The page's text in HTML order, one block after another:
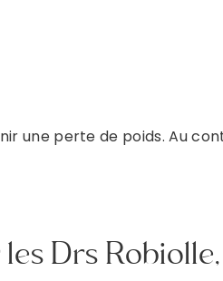
une perte de poids. Au
Drs